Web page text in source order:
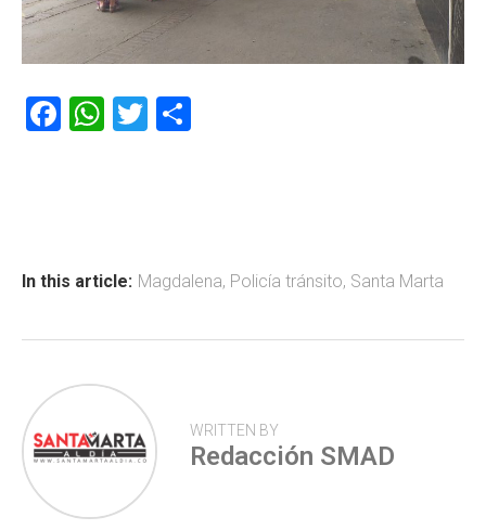
F
ok
W
p
T
tir
In this article: Magdalena, Policía tránsito, Santa Marta
WRITTEN BY
Redacción SMAD